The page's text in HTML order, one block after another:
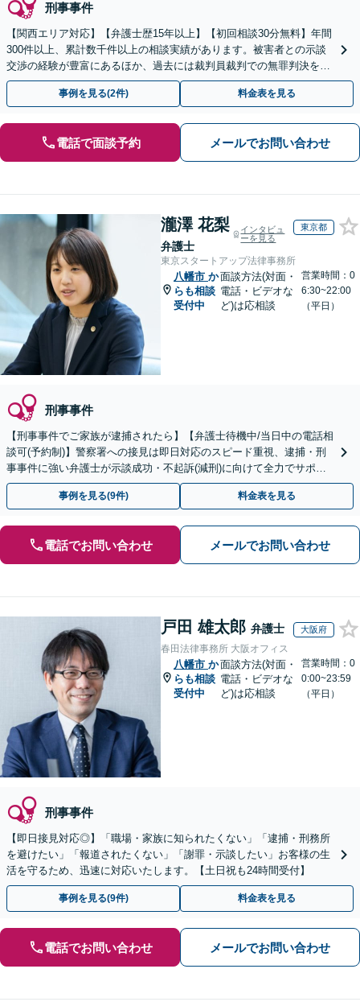
刑事事件
【関西エリア対応】【弁護士歴15年以上】【初回相談30分無料】年間
300件以上、累計数千件以上の相談実績があります。被害者との示談
交渉の経験が豊富にあるほか、過去には裁判員裁判での無罪判決を獲
得した実績もあります。ぜひお任せください。
事例を見る(2件) 料金表を見る
電話で面談予約 メールでお問い合わせ
瀧澤 花梨
弁護士
インタビュ
ーを見る
東京都
東京スタートアップ法律事務所
八幡市 か
らも相談
受付中
面談方法(対面・
電話・ビデオな
ど)は応相談
営業時間：0
6:30~22:00
（平日）
刑事事件
【刑事事件でご家族が逮捕されたら】【弁護士待機中/当日中の電話相
談可(予約制)】警察署への接見は即日対応のスピード重視、逮捕・刑
事事件に強い弁護士が示談成功・不起訴(減刑)に向けて全力でサポー
トします。【加害者側の相談専門】
事例を見る(9件) 料金表を見る
電話でお問い合わせ メールでお問い合わせ
戸田 雄太郎 弁護士 大阪府
春田法律事務所 大阪オフィス
八幡市 か
らも相談
受付中
面談方法(対面・
電話・ビデオな
ど)は応相談
営業時間：0
0:00~23:59
（平日）
刑事事件
【即日接見対応◎】「職場・家族に知られたくない」「逮捕・刑務所
を避けたい」「報道されたくない」「謝罪・示談したい」お客様の生
活を守るため、迅速に対応いたします。【土日祝も24時間受付】
事例を見る(9件) 料金表を見る
電話でお問い合わせ メールでお問い合わせ